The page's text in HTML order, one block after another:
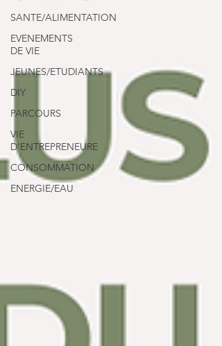
SANTE/ALIMENTATION
EVENEMENTS
DE VIE
JEUNES/ETUDIANTS
DIY
PARCOURS
VIE
D'ENTREPRENEURE
CONSOMMATION
ENERGIE/EAU